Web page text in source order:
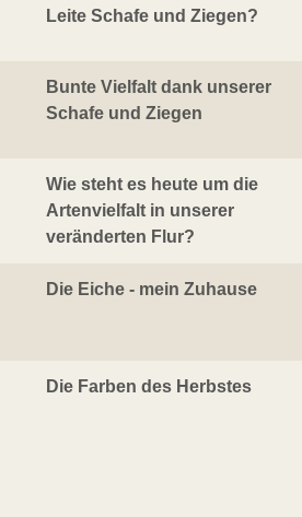
Leite Schafe und Ziegen?
Bunte Vielfalt dank unserer
Schafe und Ziegen
Wie steht es heute um die
Artenvielfalt in unserer
veränderten Flur?
Die Eiche - mein Zuhause
Die Farben des Herbstes